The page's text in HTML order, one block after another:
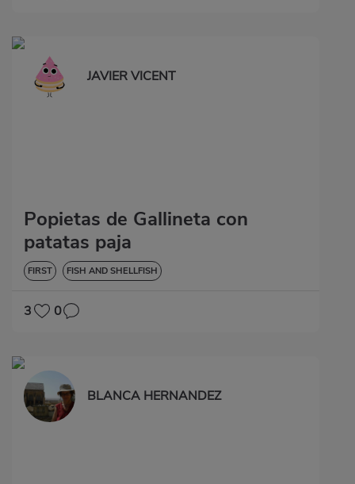
JAVIER VICENT
Popietas de Gallineta con
patatas paja
FIRST FISH AND SHELLFISH
3 0
BLANCA HERNANDEZ